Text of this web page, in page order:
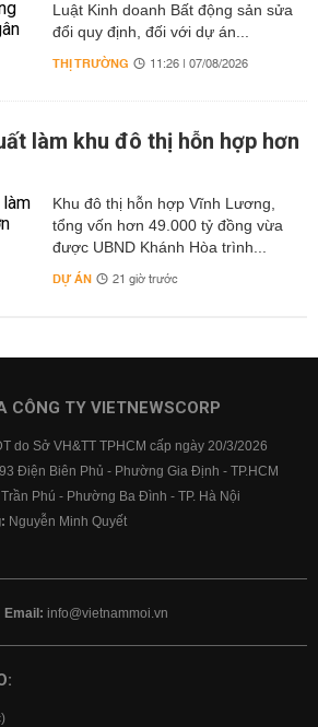
Luật Kinh doanh Bất động sản sửa
đổi quy định, đối với dự án...
THỊ TRƯỜNG 11:26 | 07/08/2026
làm khu đô thị hỗn hợp hơn
Khu đô thị hỗn hợp Vĩnh Lương,
tổng vốn hơn 49.000 tỷ đồng vừa
được UBND Khánh Hòa trình...
DỰ ÁN 21 giờ trước
CÔNG TY VIETNEWSCORP
do Sở VH&TT TPHCM cấp ngày 20/3/2026
Điện Biên Phủ - Phường Gia Định - TP.HCM
Phú - Phường Ba Đình - TP. Hà Nội
Nguyễn Minh Quyết
Email: info@vietnammoi.vn